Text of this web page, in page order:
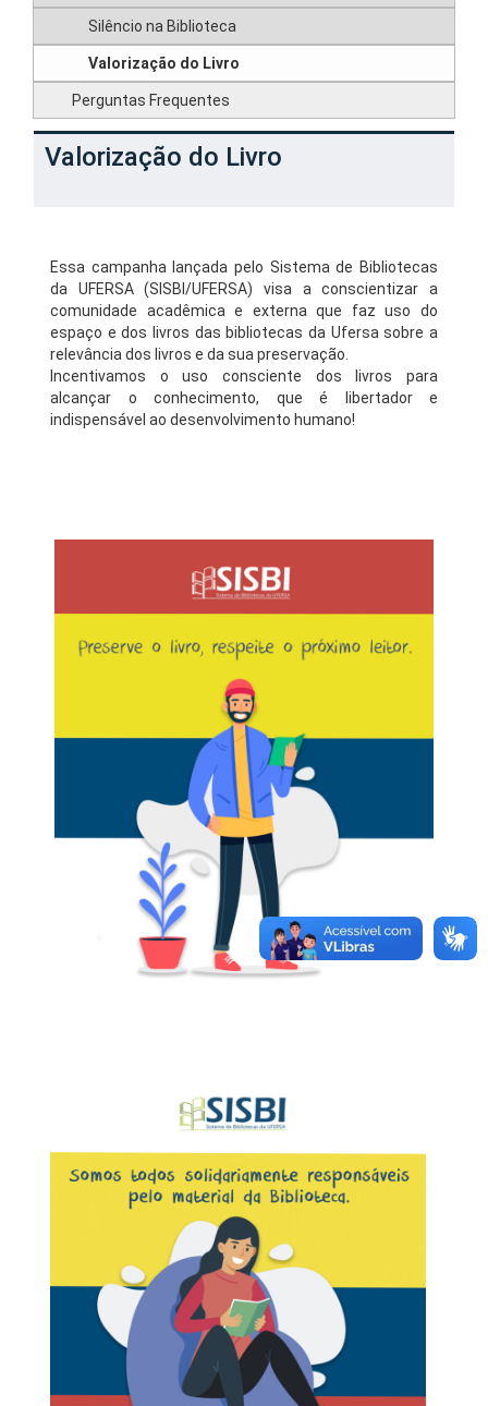
Silêncio na Biblioteca
Valorização do Livro
Perguntas Frequentes
Valorização do Livro
Essa campanha lançada pelo Sistema de Bibliotecas
da UFERSA (SISBI/UFERSA) visa a conscientizar a
comunidade acadêmica e externa que faz uso do
espaço e dos livros das bibliotecas da Ufersa sobre a
relevância dos livros e da sua preservação.
Incentivamos o uso consciente dos livros para
alcançar o conhecimento, que é libertador e
indispensável ao desenvolvimento humano!